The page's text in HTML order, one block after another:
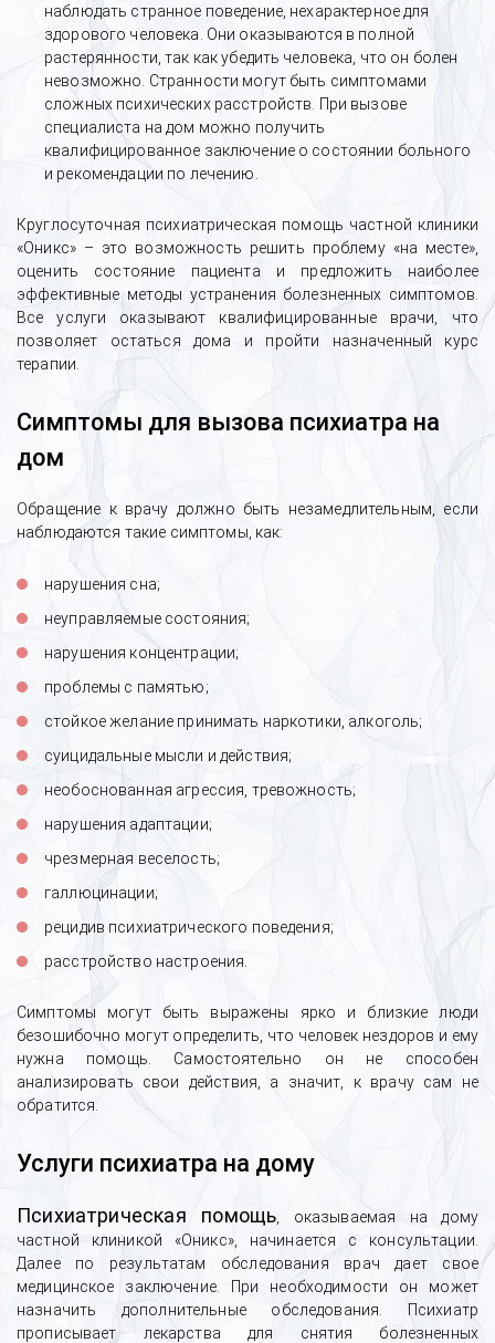
наблюдать странное поведение, нехарактерное для
здорового человека. Они оказываются в полной
растерянности, так как убедить человека, что он болен
невозможно. Странности могут быть симптомами
сложных психических расстройств. При вызове
специалиста на дом можно получить
квалифицированное заключение о состоянии больного
и рекомендации по лечению.
Круглосуточная психиатрическая помощь частной клиники
«Оникс» – это возможность решить проблему «на месте»,
оценить состояние пациента и предложить наиболее
эффективные методы устранения болезненных симптомов.
Все услуги оказывают квалифицированные врачи, что
позволяет остаться дома и пройти назначенный курс
терапии.
Симптомы для вызова психиатра на
дом
Обращение к врачу должно быть незамедлительным, если
наблюдаются такие симптомы, как:
нарушения сна;
неуправляемые состояния;
нарушения концентрации;
проблемы с памятью;
стойкое желание принимать наркотики, алкоголь;
суицидальные мысли и действия;
необоснованная агрессия, тревожность;
нарушения адаптации;
чрезмерная веселость;
галлюцинации;
рецидив психиатрического поведения;
расстройство настроения.
Симптомы могут быть выражены ярко и близкие люди
безошибочно могут определить, что человек нездоров и ему
нужна помощь. Самостоятельно он не способен
анализировать свои действия, а значит, к врачу сам не
обратится.
Услуги психиатра на дому
Психиатрическая помощь , оказываемая на дому
частной клиникой «Оникс», начинается с консультации.
Далее по результатам обследования врач дает свое
медицинское заключение. При необходимости он может
назначить дополнительные обследования. Психиатр
прописывает лекарства для снятия болезненных